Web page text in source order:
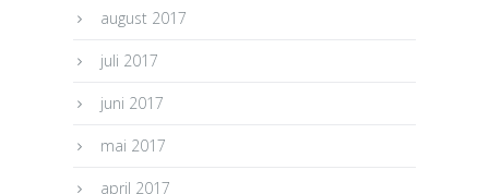
august 2017
juli 2017
juni 2017
mai 2017
april 2017